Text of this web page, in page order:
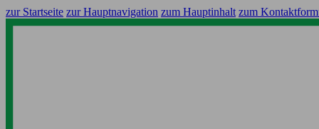
zur Startseite zur Hauptnavigation zum Hauptinhalt zum